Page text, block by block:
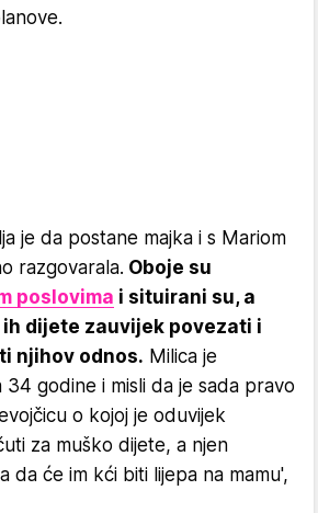
je da postane majka i s Mariom
razgovarala. Oboje su
poslovima i situirani su, a
dijete zauvijek povezati i
njihov odnos. Milica je
34 godine i misli da je sada pravo
o kojoj je oduvijek
za muško dijete, a njen
da će im kći biti lijepa na mamu',